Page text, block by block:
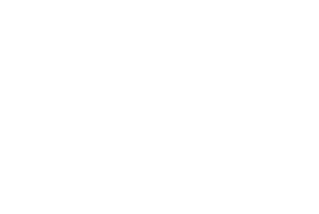
zur deutschen
oder dem Fotoservice
ein QR-Code), mit Hilfe